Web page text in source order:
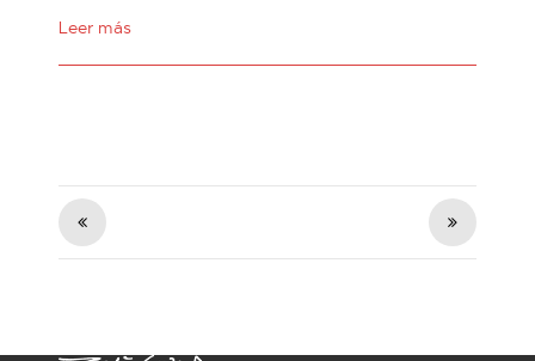
Leer más